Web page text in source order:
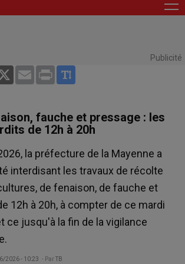
Publicité
X Email Print
fauche et pressage : les
de 12h à 20h
la préfecture de la Mayenne a
interdisant les travaux de récolte
de fenaison, de fauche et
12h à 20h, à compter de ce mardi
ce jusqu'à la fin de la vigilance
2026 - 10:23 - ParTB